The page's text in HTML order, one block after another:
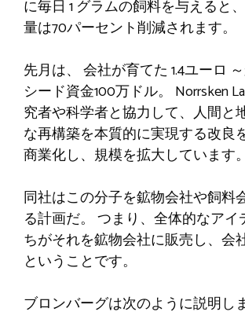
に毎日 1 グラムの飼料を与えると、
量は70パーセント削減されます。
先月は、 会社が育てた1.4ユーロ
シード資金100万ドル。 Norrsken
究者や科学者と協力して、人間と
な再構築を本質的に実現する改良
商業化し、規模を拡大しています。
同社はこの分子を鉱物会社や飼料
る計画だ。 つまり、全体的なアイ
ちがそれを鉱物会社に販売し、会
ということです。
ブロンバーグは次のように説明し